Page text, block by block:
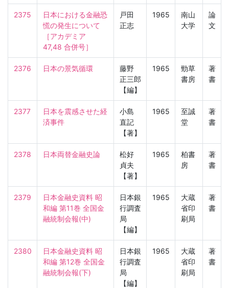
2375
日本における金融恐
慌の発生について
［アカデミア
47,48 合併号］
戸田
正志
1965
南山
大学
論
文
2376 日本の景気循環
藤野
正三郎
【編】
1965
勁草
書房
著
書
2377
日本を震感させた経
済事件
小島
直記
【著】
1965
至誠
堂
著
書
2378 日本両替金融史論
松好
貞夫
【著】
1965
柏書
房
著
書
2379
日本金融史資料 昭
和編 第11巻 全国金
融統制会報(中)
日本銀
行調査
局
【編】
1965
大蔵
省印
刷局
著
書
2380
日本金融史資料 昭
和編 第12巻 全国金
融統制会報(下)
日本銀
行調査
局
【編】
1965
大蔵
省印
刷局
著
書